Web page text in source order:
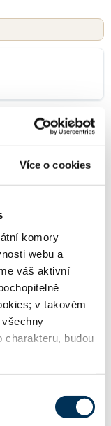
Více o cookies
komory
webu a
váš aktivní
v takovém
všechny
charakteru, budou